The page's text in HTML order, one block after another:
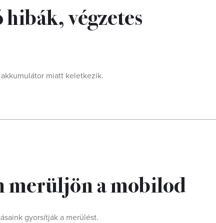
végzetes
miatt keletkezik.
merüljön a mobilod
gyorsítják a merülést.